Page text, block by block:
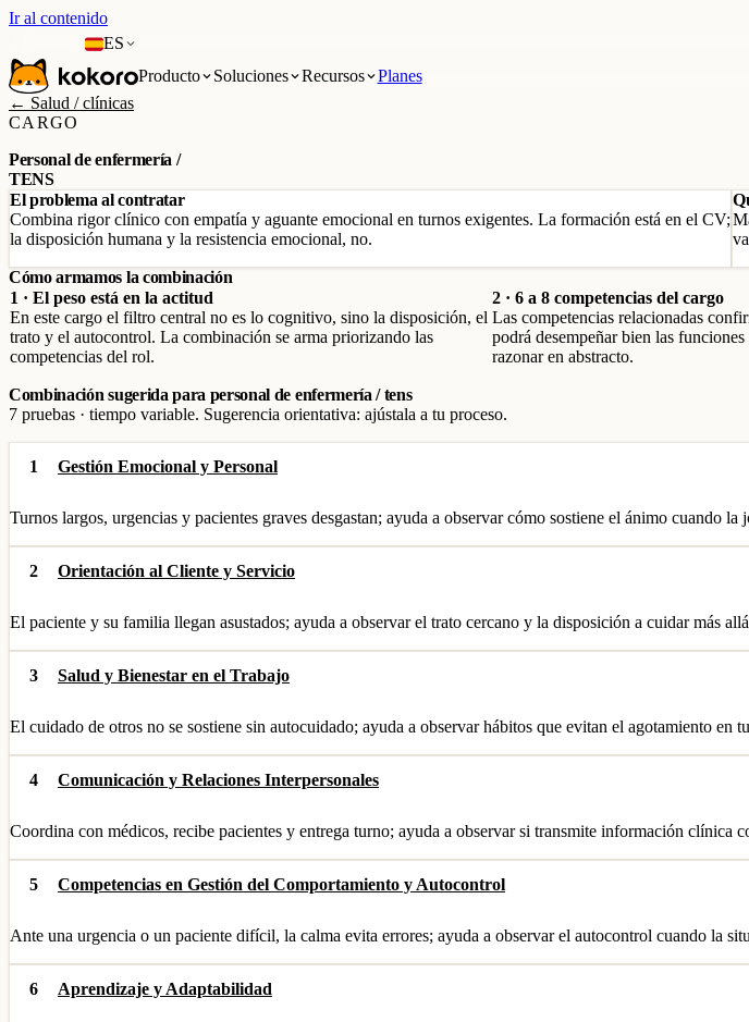
Ir al contenido
ES
Producto
Soluciones Recursos Planes
← Salud / clínicas
CARGO
Personal de enfermería /
TENS
El problema al contratar
Combina rigor clínico con empatía y aguante emocional en turnos exigentes. La formación está en el CV;
la disposición humana y la resistencia emocional, no.
Cómo armamos la combinación
1 · El peso está en la actitud
En este cargo el filtro central no es lo cognitivo, sino la disposición, el
trato y el autocontrol. La combinación se arma priorizando las
competencias del rol.
2 · 6 a 8 competencias del cargo
Las competencias relacionadas
podrá desempeñar bien las
razonar en abstracto.
Combinación sugerida para personal de enfermería / tens
7 pruebas · tiempo variable. Sugerencia orientativa: ajústala a tu proceso.
1 Gestión Emocional y Personal
Turnos largos, urgencias y pacientes graves desgastan; ayuda a observar cómo sostiene el ánimo cuando la
2 Orientación al Cliente y Servicio
El paciente y su familia llegan asustados; ayuda a observar el trato cercano y la disposición a cuidar más
3 Salud y Bienestar en el Trabajo
El cuidado de otros no se sostiene sin autocuidado; ayuda a observar hábitos que evitan el agotamiento en
4 Comunicación y Relaciones Interpersonales
Coordina con médicos, recibe pacientes y entrega turno; ayuda a observar si transmite información clínica
5 Competencias en Gestión del Comportamiento y Autocontrol
Ante una urgencia o un paciente difícil, la calma evita errores; ayuda a observar el autocontrol cuando la
6 Aprendizaje y Adaptabilidad